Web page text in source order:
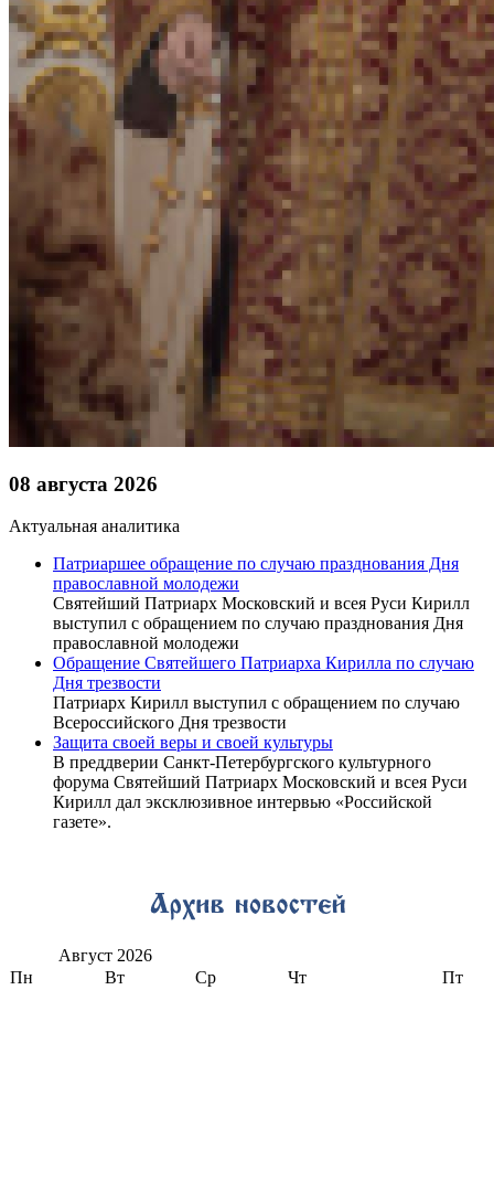
08 августа 2026
Актуальная аналитика
Патриаршее обращение по случаю празднования Дня
православной молодежи
Святейший Патриарх Московский и всея Руси Кирилл
выступил с обращением по случаю празднования Дня
православной молодежи
Обращение Святейшего Патриарха Кирилла по случаю
Дня трезвости
Патриарх Кирилл выступил с обращением по случаю
Всероссийского Дня трезвости
Защита своей веры и своей культуры
В преддверии Санкт-Петербургского культурного
форума Святейший Патриарх Московский и всея Руси
Кирилл дал эксклюзивное интервью «Российской
газете».
Август 2026
Пн
Вт Ср Чт Пт